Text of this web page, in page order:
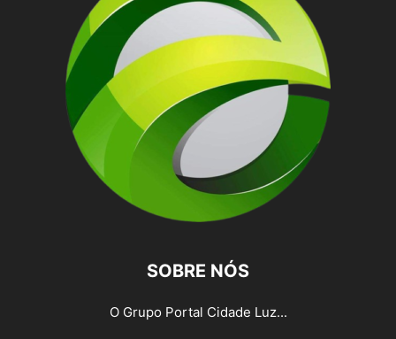
SOBRE NÓS
O Grupo Portal Cidade Luz...